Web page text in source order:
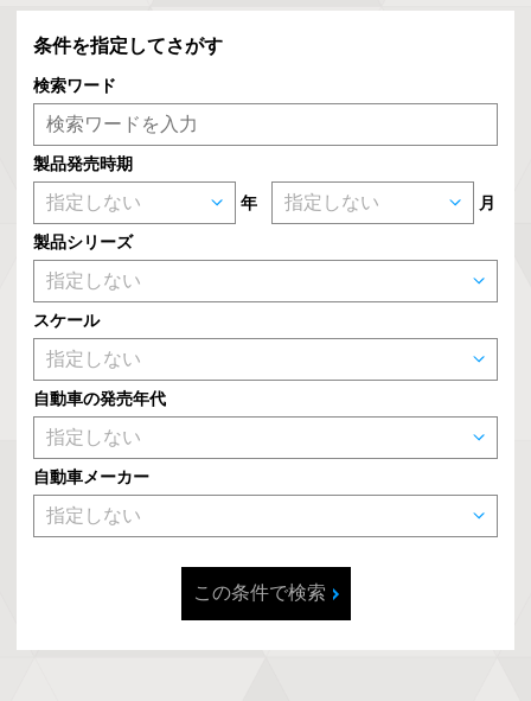
条件を指定してさがす
検索ワード
製品発売時期
年 月
製品シリーズ
スケール
自動車の発売年代
自動車メーカー
この条件で検索